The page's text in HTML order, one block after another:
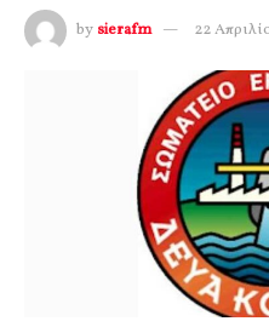
by sierafm 22